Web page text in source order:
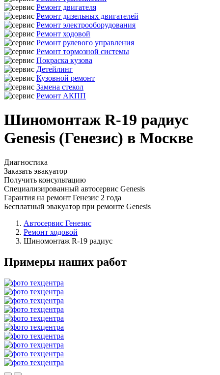
Ремонт двигателя
Ремонт дизельных двигателей
Ремонт электрооборудования
Ремонт ходовой
Ремонт рулевого управления
Ремонт тормозной системы
Покраска кузова
Детейлинг
Кузовной ремонт
Замена стекол
Ремонт АКПП
Шиномонтаж R-19 радиус
Genesis (Генезис) в Москве
Диагностика
Заказать эвакуатор
Получить консультацию
Специализированный автосервис Genesis
Гарантия на ремонт Генезис 2 года
Бесплатный эвакуатор при ремонте Genesis
Автосервис Генезис
Ремонт ходовой
Шиномонтаж R-19 радиус
Примеры наших работ